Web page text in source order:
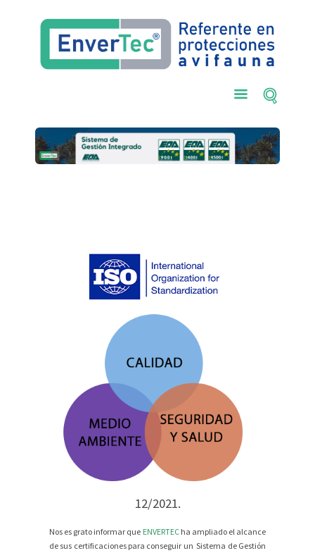
12/2021.
Nos es grato informar que ENVERTEC ha ampliado el alcance
de sus certificaciones para conseguir unSistema de Gestión